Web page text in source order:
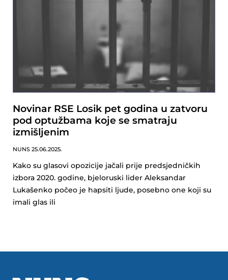
Novinar RSE Losik pet godina u zatvoru
pod optužbama koje se smatraju
izmišljenim
NUNS 25.06.2025.
Kako su glasovi opozicije jačali prije predsjedničkih
izbora 2020. godine, bjeloruski lider Aleksandar
Lukašenko počeo je hapsiti ljude, posebno one koji su
imali glas ili